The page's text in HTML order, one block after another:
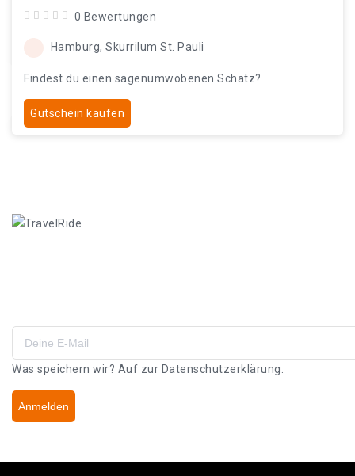
0 Bewertungen
Hamburg, Skurrilum St. Pauli
Findest du einen sagenumwobenen Schatz?
Gutschein kaufen
Was speichern wir? Auf zur Datenschutzerklärung.
Anmelden